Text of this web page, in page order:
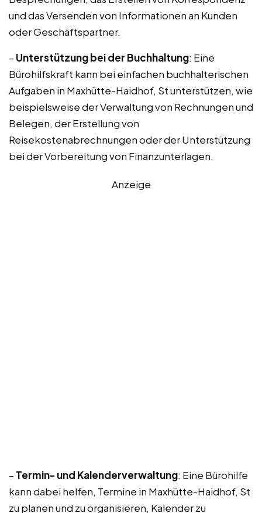
und das Versenden von Informationen an Kunden
oder Geschäftspartner.
– Unterstützung bei der Buchhaltung: Eine
Bürohilfskraft kann bei einfachen buchhalterischen
Aufgaben in Maxhütte-Haidhof, St unterstützen, wie
beispielsweise der Verwaltung von Rechnungen und
Belegen, der Erstellung von
Reisekostenabrechnungen oder der Unterstützung
bei der Vorbereitung von Finanzunterlagen.
Anzeige
– Termin- und Kalenderverwaltung: Eine Bürohilfe
kann dabei helfen, Termine in Maxhütte-Haidhof, St
zu planen und zu organisieren, Kalender zu